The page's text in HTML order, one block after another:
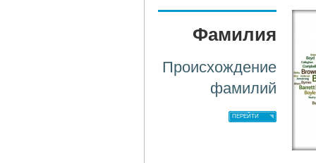
Фамилия
Происхождение
фамилий
ПЕРЕЙТИ